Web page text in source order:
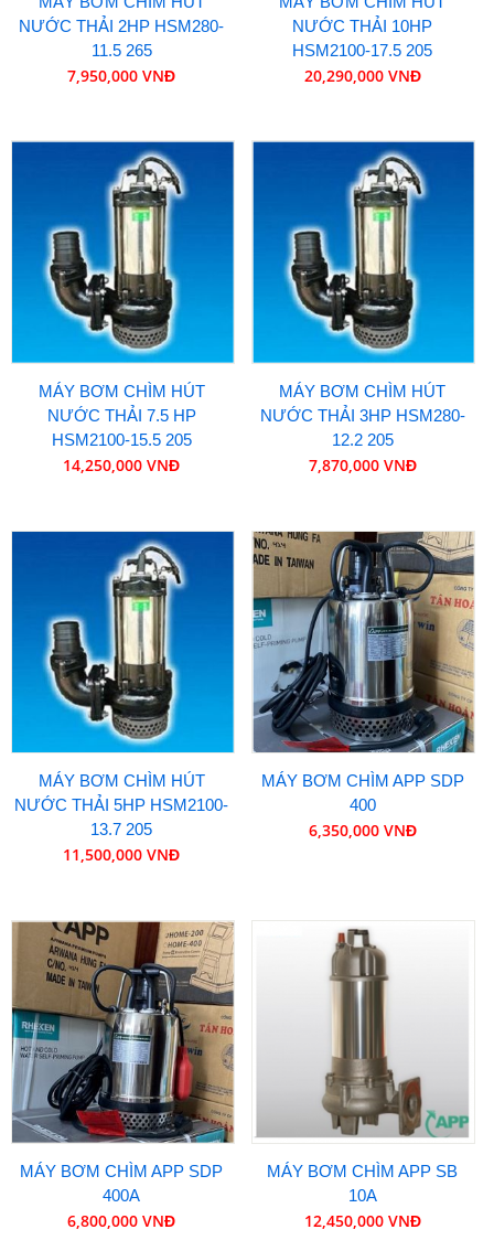
NƯỚC THẢI 2HP HSM280-
11.5 265
7,950,000 VNĐ
NƯỚC THẢI 10HP
HSM2100-17.5 205
20,290,000 VNĐ
MÁY BƠM CHÌM HÚT
NƯỚC THẢI 7.5 HP
HSM2100-15.5 205
14,250,000 VNĐ
MÁY BƠM CHÌM HÚT
NƯỚC THẢI 3HP HSM280-
12.2 205
7,870,000 VNĐ
MÁY BƠM CHÌM HÚT
NƯỚC THẢI 5HP HSM2100-
13.7 205
11,500,000 VNĐ
MÁY BƠM CHÌM APP SDP
400
6,350,000 VNĐ
MÁY BƠM CHÌM APP SDP
400A
6,800,000 VNĐ
MÁY BƠM CHÌM APP SB
10A
12,450,000 VNĐ